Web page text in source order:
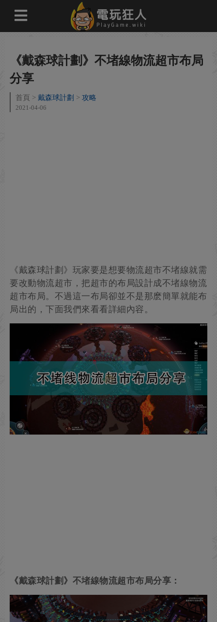
《戴森球計劃》不堵線物流超市布局
分享
首頁 戴森球計劃 攻略
2021-04-06
《戴森球計劃》玩家要是想要物流超市不堵線就需
要改動物流超市，把超市的布局設計成不堵線物流
超市布局。不過這一布局卻並不是那麽簡單就能布
局出的，下面我們來看看詳細內容。
《戴森球計劃》不堵線物流超市布局分享：